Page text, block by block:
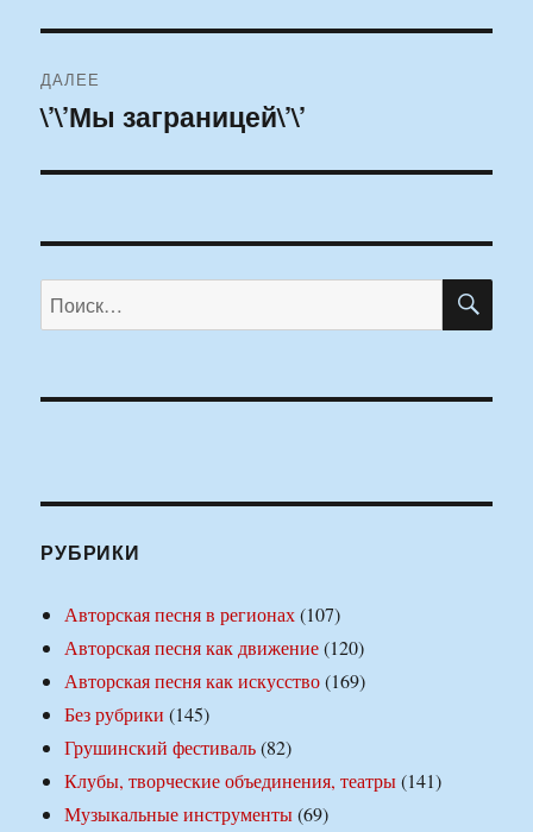
ДАЛЕЕ
Следующая
\’\’Мы заграницей\’\’
Искать:
РУБРИКИ
Авторская песня в регионах(107)
Авторская песня как движение(120)
Авторская песня как искусство(169)
Без рубрики (145)
Грушинский фестиваль(82)
Клубы, творческие объединения, театры(141)
Музыкальные инструменты(69)